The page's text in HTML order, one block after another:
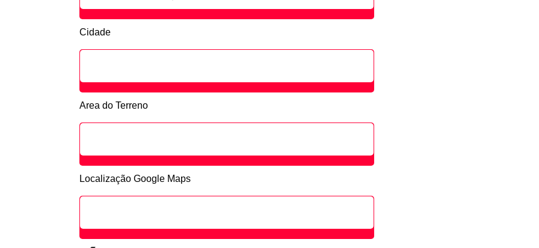
Cidade
Area do Terreno
Localização Google Maps